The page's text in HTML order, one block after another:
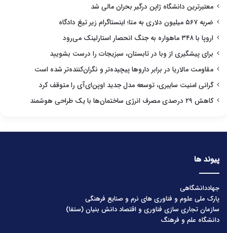
معتبرترین دانشگاه ژاپن درگیر بحران مالی شد
ضربه ۵۶۷ میلیون دلاری به متا؛ اینستاگرام زیر تیغ دادگاه
اروپا با ۳۴۸ ماهواره به جنگ انحصار استارلینک می‌رود
برای پیشگیری از وبا در تابستان، سبزیجات را درست بشویید
مقاومت مالاریا در برابر داروها پیچیده‌تر و نگران‌کننده‌تر شده است
گرانی امنیت سایبری، توسعه مدل جدید اوپن‌ای‌آی را متوقف کرد
کاهش ۲۹ درصدی مصرف انرژی ساختمان‌ها با یک طراحی هوشمند
پیوند ها
جهاددانشگاهی
پارک ملی علوم و فناوری های نرم و صنایع فرهنگی
سازمان تجاری سازی فناوری و اقتصاد دانش بنیان (ستفا)
دانشگاه علم و فرهنگ